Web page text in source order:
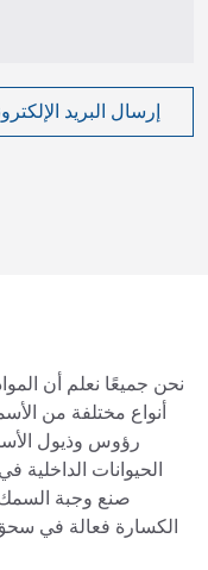
إرسال البريد
نحن جميعًا نعلم أن
أنواع مختلفة من
رؤوس وذيول
الحيوانات
صنع وجبة
الكسارة فعالة في